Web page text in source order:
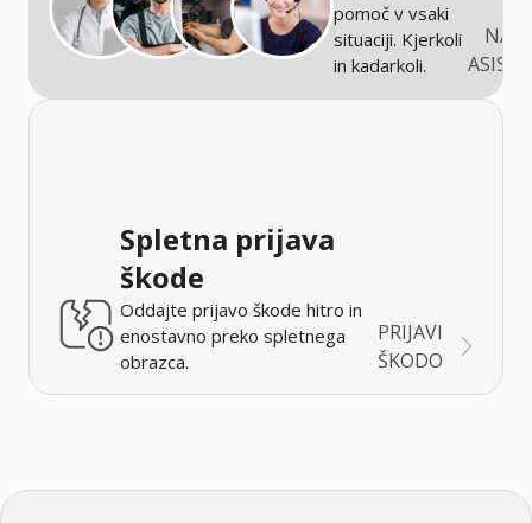
pomoč v vsaki
situaciji. Kjerkoli
in kadarkoli.
Spletna prijava
škode
Oddajte prijavo škode hitro in
enostavno preko spletnega
obrazca.
PRIJAVI
ŠKODO